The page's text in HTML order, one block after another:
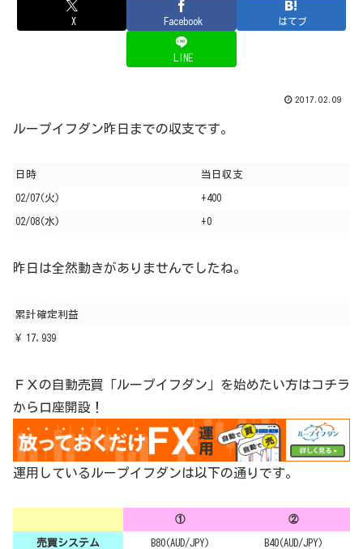
X Facebook はてブ
LINE
2017.02.09
ループイフダン昨日までの収支です。
日時 当日収支
02/07(火) +400
02/08(水) +0
昨日は全然動きがありませんでしたね。
累計確定利益
¥ 17,939
ＦＸの自動売買「ループイフダン」を始めたい方はコチラ
から口座開設！
運用しているループイフダンは以下の通りです。
① ②
売買システム B80(AUD/JPY) B40(AUD/JPY)